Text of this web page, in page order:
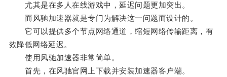
尤其是在多人在线游戏中，延迟问题更加突出。
而风驰加速器就是专门为解决这一问题而设计的。
它可以提供多个节点网络通道，缩短网络传输距离，有
效降低网络延迟。
使用风驰加速器非常简单。
首先，在风驰官网上下载并安装加速器客户端。